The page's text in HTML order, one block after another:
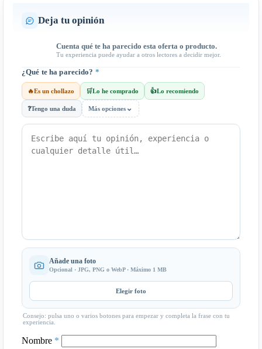
Deja tu opinión
Cuenta qué te ha parecido esta oferta o producto.
Tu experiencia puede ayudar a otros lectores a decidir mejor.
¿Qué te ha parecido? *
🔥Es un chollazo 🛒Lo he comprado 👍Lo recomiendo
❓Tengo una duda Más opciones ⌄
Añade una foto
Opcional · JPG, PNG o WebP · Máximo 1 MB
Elegir foto
Consejo: pulsa uno o varios botones para empezar y completa la frase con tu
experiencia.
Nombre *